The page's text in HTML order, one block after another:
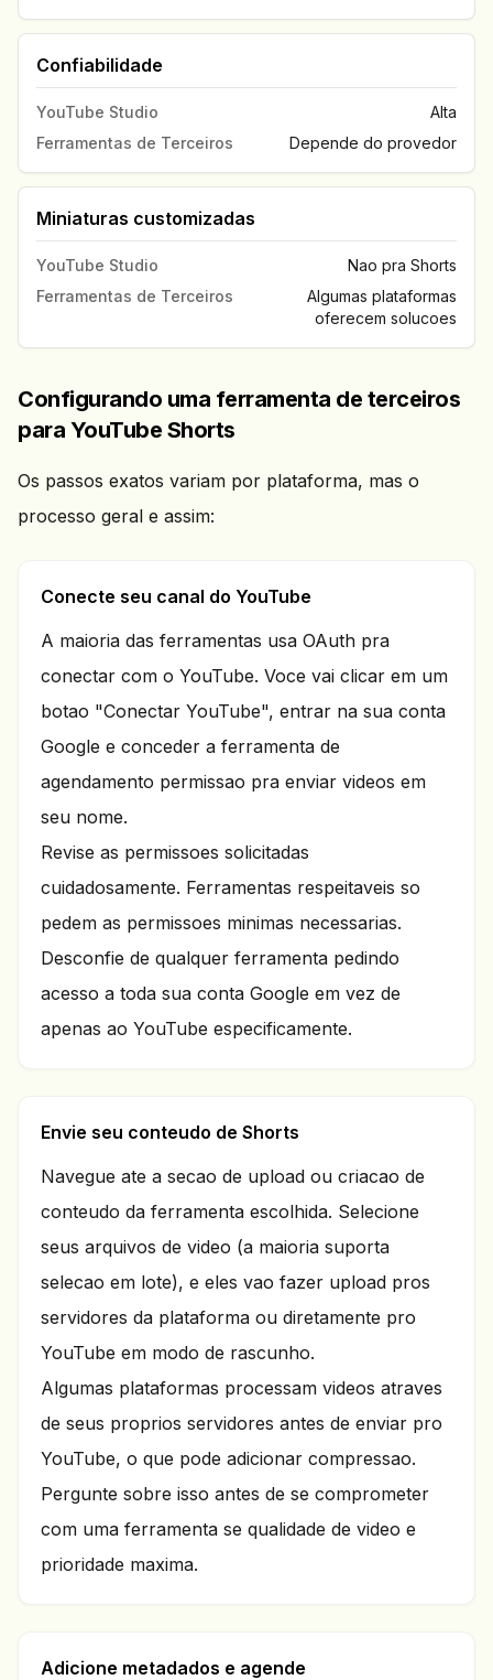
Confiabilidade
YouTube Studio
Alta
Ferramentas de Terceiros
Depende do provedor
Miniaturas customizadas
YouTube Studio
Nao pra Shorts
Ferramentas de Terceiros
Algumas plataformas
oferecem solucoes
Configurando uma ferramenta de terceiros
para YouTube Shorts
Os passos exatos variam por plataforma, mas o
processo geral e assim:
Conecte seu canal do YouTube
A maioria das ferramentas usa OAuth pra
conectar com o YouTube. Voce vai clicar em um
botao "Conectar YouTube", entrar na sua conta
Google e conceder a ferramenta de
agendamento permissao pra enviar videos em
seu nome.
Revise as permissoes solicitadas
cuidadosamente. Ferramentas respeitaveis so
pedem as permissoes minimas necessarias.
Desconfie de qualquer ferramenta pedindo
acesso a toda sua conta Google em vez de
apenas ao YouTube especificamente.
Envie seu conteudo de Shorts
Navegue ate a secao de upload ou criacao de
conteudo da ferramenta escolhida. Selecione
seus arquivos de video (a maioria suporta
selecao em lote), e eles vao fazer upload pros
servidores da plataforma ou diretamente pro
YouTube em modo de rascunho.
Algumas plataformas processam videos atraves
de seus proprios servidores antes de enviar pro
YouTube, o que pode adicionar compressao.
Pergunte sobre isso antes de se comprometer
com uma ferramenta se qualidade de video e
prioridade maxima.
Adicione metadados e agende